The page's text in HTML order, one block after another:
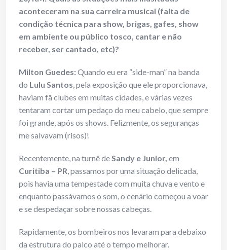
aconteceram na sua carreira musical (falta de
condição técnica para show, brigas, gafes, show
em ambiente ou público tosco, cantar e não
receber, ser cantado, etc)?
Milton Guedes:Quando eu era “side-man” na banda
do Lulu Santos, pela exposição que ele proporcionava,
haviam fã clubes em muitas cidades, e várias vezes
tentaram cortar um pedaço do meu cabelo, que sempre
foi grande, após os shows. Felizmente, os seguranças
me salvavam (risos)!
Recentemente, na turnê deSandy e Junior, em
Curitiba – PR, passamos por uma situação delicada,
pois havia uma tempestade com muita chuva e vento e
enquanto passávamos o som, o cenário começou a voar
e se despedaçar sobre nossas cabeças.
Rapidamente, os bombeiros nos levaram para debaixo
da estrutura do palco até o tempo melhorar.